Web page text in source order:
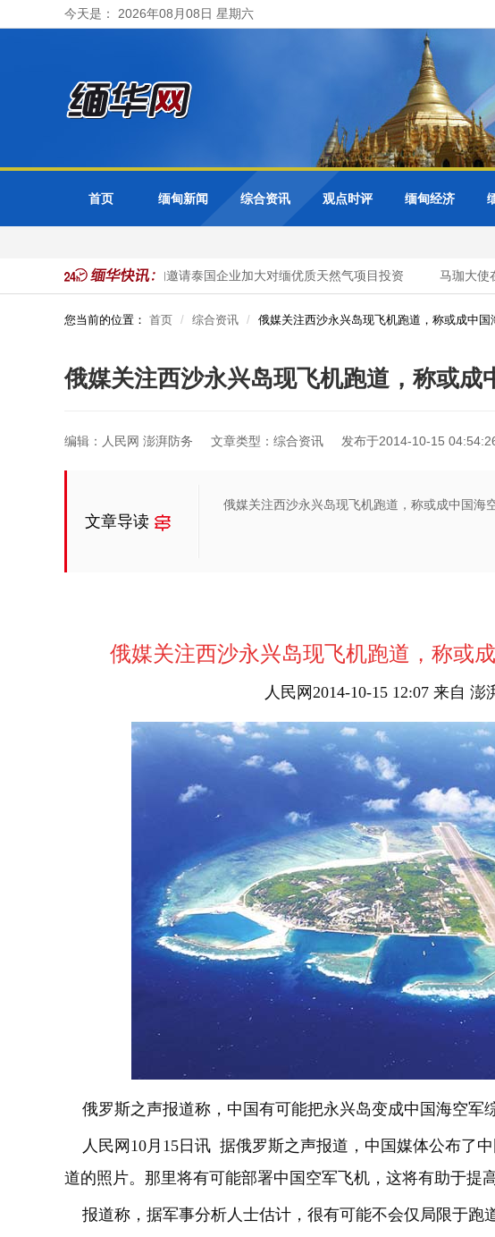
今天是： 2026年08月08日 星期六
首页 缅甸新闻 综合资讯 观点时评 缅甸经济
转由曼谷接管 缅甸邀请泰国企业加大对缅优质天然气项目投资 马珈大使
您当前的位置： 首页 综合资讯 俄媒关注西沙永兴岛现飞机跑道，称或成中国
俄媒关注西沙永兴岛现飞机跑道，称或成
编辑：人民网 澎湃防务 文章类型：综合资讯 发布于2014-10-15
文章导读
俄媒关注西沙永兴岛现飞机跑道，称或成中国海
俄媒关注西沙永兴岛现飞机跑道，称或
人民网 2014-10-15 12:07 来自 澎
俄罗斯之声报道称，中国有可能把永兴岛变成中国海空军
人民网10月15日讯 据俄罗斯之声报道，中国媒体公布了
道的照片。那里将有可能部署中国空军飞机，这将有助于提
报道称，据军事分析人士估计，很有可能不会仅局限于跑